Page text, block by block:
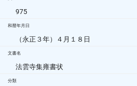
975
和暦年月日
（永正３年）４月１８日
文書名
法雲寺集雍書状
分類